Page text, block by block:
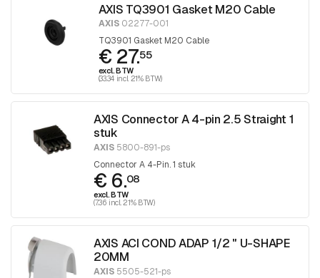
AXIS TQ3901 Gasket M20 Cable
AXIS02277-001
TQ3901 Gasket M20 Cable
€ 27.55
excl. BTW
(33.34 incl. 21% BTW)
AXIS Connector A 4-pin 2.5 Straight 1
stuk
AXIS 5800-891-ps
Connector A 4-Pin. 1 stuk
€ 6.08
excl. BTW
(7.36 incl. 21% BTW)
AXIS ACI COND ADAP 1/2 " U-SHAPE
20MM
AXIS 5505-521-ps